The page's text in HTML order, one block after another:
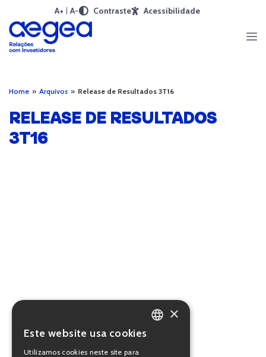
A+ A- Contraste Acessibilidade
Home » Arquivos » Release de Resultados 3T16
RELEASE DE RESULTADOS
3T16
PORTUGUESE
×
Este website usa cookies
Utilizamos cookies neste site para